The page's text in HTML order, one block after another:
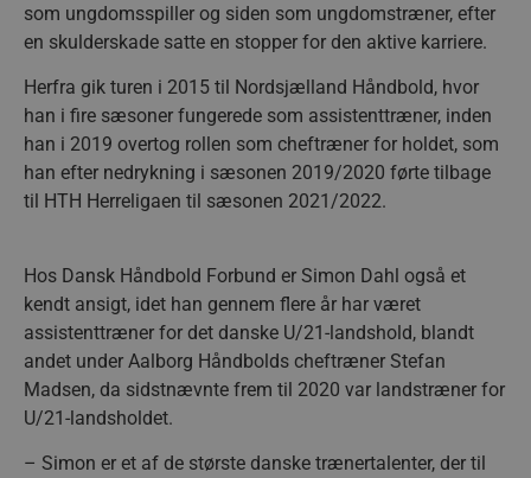
som ungdomsspiller og siden som ungdomstræner, efter
en skulderskade satte en stopper for den aktive karriere.
Herfra gik turen i 2015 til Nordsjælland Håndbold, hvor
han i fire sæsoner fungerede som assistenttræner, inden
han i 2019 overtog rollen som cheftræner for holdet, som
han efter nedrykning i sæsonen 2019/2020 førte tilbage
til HTH Herreligaen til sæsonen 2021/2022.
Hos Dansk Håndbold Forbund er Simon Dahl også et
kendt ansigt, idet han gennem flere år har været
assistenttræner for det danske U/21-landshold, blandt
andet under Aalborg Håndbolds cheftræner Stefan
Madsen, da sidstnævnte frem til 2020 var landstræner for
U/21-landsholdet.
– Simon er et af de største danske trænertalenter, der til